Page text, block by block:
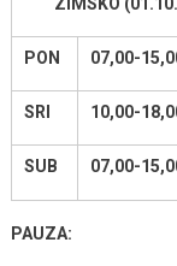
PON 07,00-
SRI 10,00-
SUB 07,00-
PAUZA: